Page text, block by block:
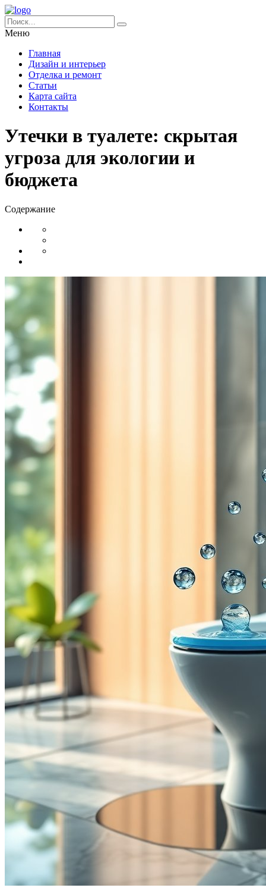
Меню
Главная
Дизайн и интерьер
Отделка и ремонт
Статьи
Карта сайта
Контакты
Утечки в туалете: скрытая
угроза для экологии и
бюджета
Содержание